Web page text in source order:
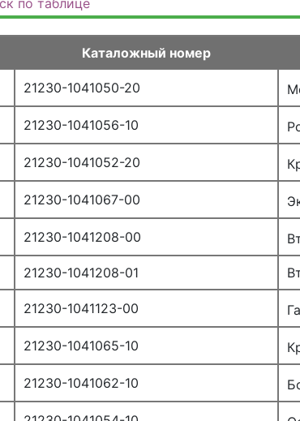
122110. Трубопроводы топливные
130110. Фильтр воздушный в сборе
132110. Ресивер в сборе
132120. Ресивер (деталировка)
134110. Педаль акселератора
141110. Труба приемная
142110. Глушитель дополнительный
Каталожный номер
21230-1041050-20
21230-1041056-10
21230-1041052-20
21230-1041067-00
21230-1041208-00
21230-1041208-01
21230-1041123-00
21230-1041065-10
21230-1041062-10